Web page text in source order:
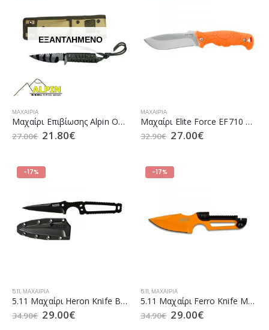
ΕΞΑΝΤΛΗΜΈΝΟ
ΜΑΧΑΊΡΙΑ
Mαχαίρι Επιβίωσης Αlpin Outdoor D-124 με 440C Ατσάλι
27.00€ 21.80€
ΜΑΧΑΊΡΙΑ
Μαχαίρι Elite Force EF710 Orange (5.0964)
32.90€ 27.00€
-17%
5.11,ΜΑΧΑΊΡΙΑ
5.11 Μαχαίρι Heron Knife Black (51146)
34.90€ 29.00€
-17%
5.11,ΜΑΧΑΊΡΙΑ
5.11 Μαχαίρι Ferro Knife Multi (51145)
34.90€ 29.00€